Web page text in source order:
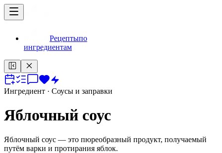
Рецептыпо
ингредиентам
Ингредиент · Соусы и заправки
Яблочный соус
Яблочный соус — это пюреобразный продукт, получаемый
путём варки и протирания яблок.